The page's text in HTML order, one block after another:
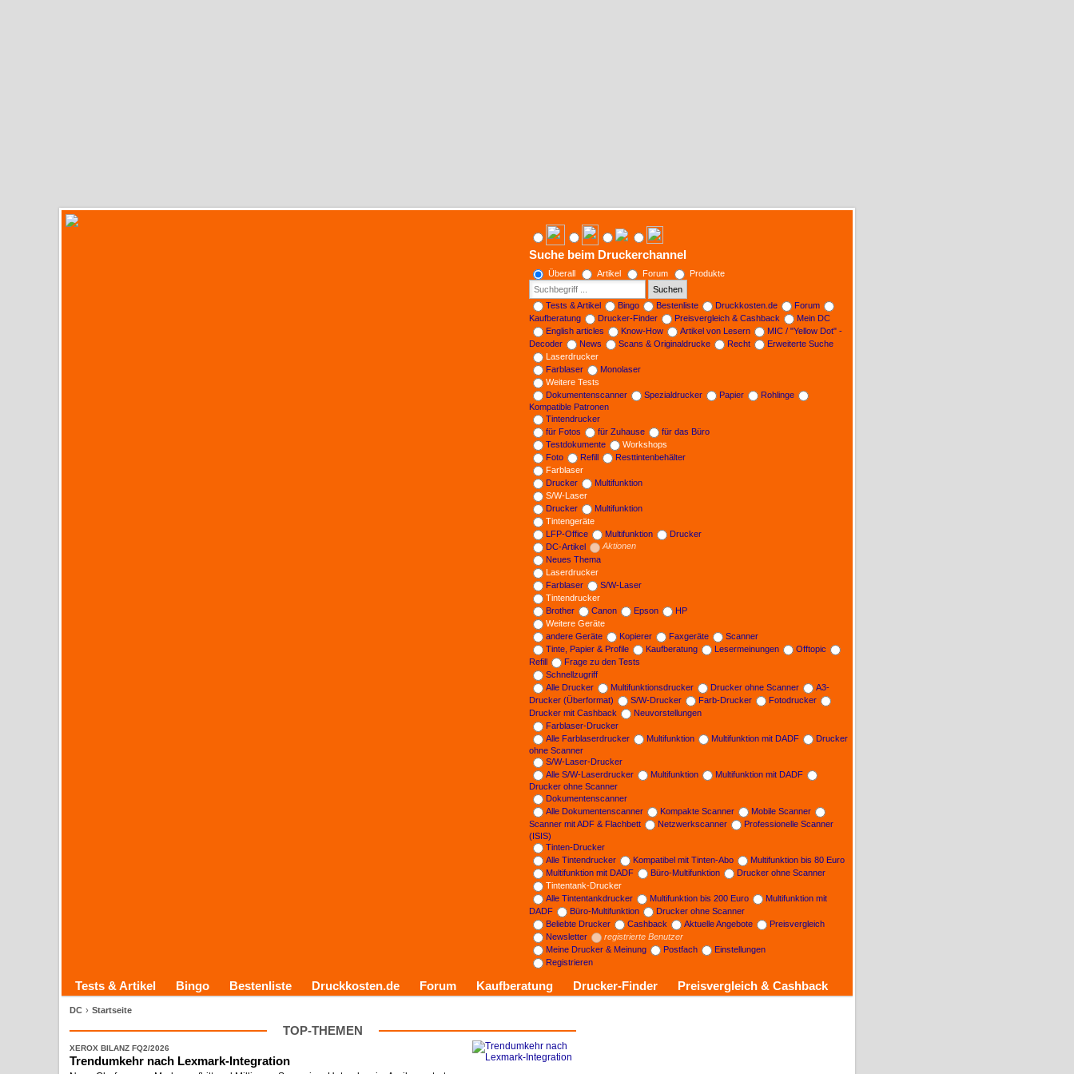
Suche beim Druckerchannel
Überall Artikel Forum
Produkte
Suchen
Tests & Artikel
Bingo Bestenliste Druckkosten.de
Forum
Kaufberatung
Drucker-Finder Preisvergleich & Cashback
Mein DC
English articles
Know-How Artikel von Lesern
MIC / "Yellow Dot" -
Decoder
News Scans & Originaldrucke Recht
Erweiterte Suche
Laserdrucker
Farblaser
Monolaser
Weitere Tests
Dokumentenscanner
Spezialdrucker Papier
Rohlinge
Kompatible Patronen
Tintendrucker
für Fotos
für Zuhause
für das Büro
Testdokumente
Workshops
Foto
Refill
Resttintenbehälter
Farblaser
Drucker
Multifunktion
S/W-Laser
Drucker
Multifunktion
Tintengeräte
LFP-Office
Multifunktion
Drucker
DC-Artikel
Aktionen
Neues Thema
Laserdrucker
Farblaser
S/W-Laser
Tintendrucker
Brother
Canon Epson
HP
Weitere Geräte
andere Geräte
Kopierer Faxgeräte
Scanner
Tinte, Papier & Profile
Kaufberatung Lesermeinungen
Offtopic
Refill
Frage zu den Tests
Schnellzugriff
Alle Drucker
Multifunktionsdrucker Drucker ohne Scanner
A3-
Drucker (Überformat)
S/W-Drucker Farb-Drucker
Fotodrucker
Drucker mit Cashback
Neuvorstellungen
Farblaser-Drucker
Alle Farblaserdrucker
Multifunktion Multifunktion mit DADF
Drucker
ohne Scanner
S/W-Laser-Drucker
Alle S/W-Laserdrucker
Multifunktion
Multifunktion mit DADF
Drucker ohne Scanner
Dokumentenscanner
Alle Dokumentenscanner
Kompakte Scanner
Mobile Scanner
Scanner mit ADF & Flachbett
Netzwerkscanner
Professionelle Scanner
(ISIS)
Tinten-Drucker
Alle Tintendrucker
Kompatibel mit Tinten-Abo
Multifunktion bis 80 Euro
Multifunktion mit DADF
Büro-Multifunktion
Drucker ohne Scanner
Tintentank-Drucker
Alle Tintentankdrucker
Multifunktion bis 200 Euro
Multifunktion mit
DADF
Büro-Multifunktion
Drucker ohne Scanner
Beliebte Drucker
Cashback Aktuelle Angebote
Preisvergleich
Newsletter
registrierte Benutzer
Meine Drucker & Meinung
Postfach
Einstellungen
Registrieren
Tests & Artikel Bingo Bestenliste Druckkosten.de Forum Kaufberatung Drucker-Finder Preisvergleich & Cashback
DC Startseite
TOP-THEMEN
XEROX BILANZ FQ2/2026
Trendumkehr nach Lexmark-​Integration